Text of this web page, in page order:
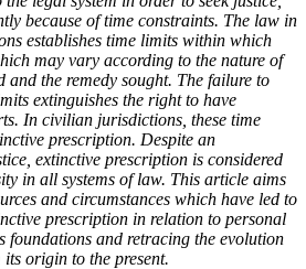
because of time constraints. The law in
establishes time limits within which
may vary according to the nature of
and the remedy sought. The failure to
extinguishes the right to have
In civilian jurisdictions, these time
prescription. Despite an
extinctive prescription is considered
in all systems of law. This article aims
and circumstances which have led to
prescription in relation to personal
foundations and retracing the evolution
origin to the present.